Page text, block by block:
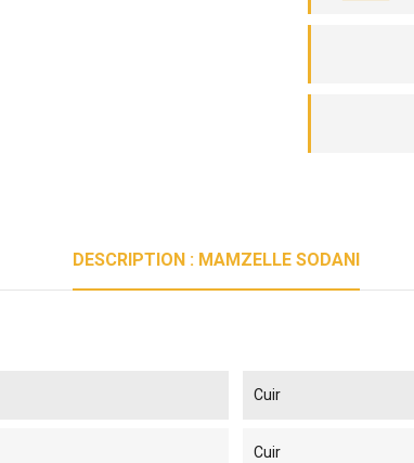
DESCRIPTION : MAMZELLE SODANI
Cuir
Cuir